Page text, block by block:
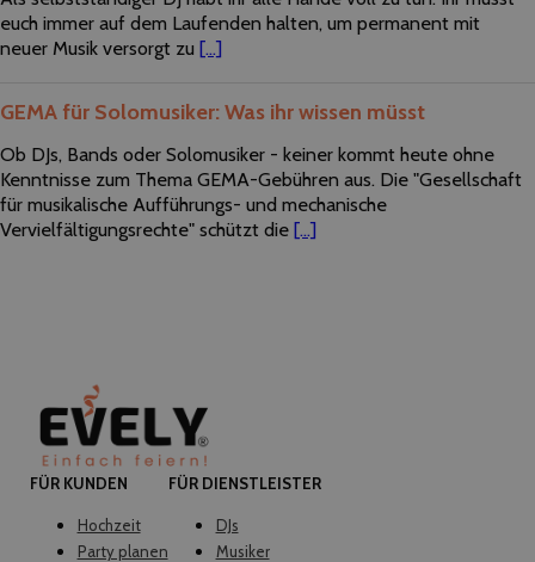
euch immer auf dem Laufenden halten, um permanent mit
neuer Musik versorgt zu [...]
GEMA für Solomusiker: Was ihr wissen müsst
Ob DJs, Bands oder Solomusiker - keiner kommt heute ohne
Kenntnisse zum Thema GEMA-Gebühren aus. Die "Gesellschaft
für musikalische Aufführungs- und mechanische
Vervielfältigungsrechte" schützt die [...]
FÜR KUNDEN
Hochzeit
Party planen
FÜR DIENSTLEISTER
DJs
Musiker